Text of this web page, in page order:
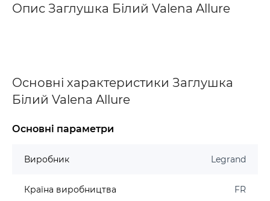
Опис Заглушка Білий Valena Allure
Основні характеристики Заглушка
Білий Valena Allure
Основні параметри
Виробник Legrand
Країна виробництва FR